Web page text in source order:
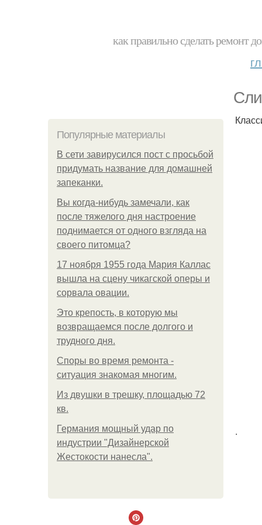
как правильно сделать ремонт
Популярные материалы
В сети завирусился пост с просьбой
придумать название для домашней
запеканки.
Вы когда-нибудь замечали, как
после тяжелого дня настроение
поднимается от одного взгляда на
своего питомца?
17 ноября 1955 года Мария Каллас
вышла на сцену чикагской оперы и
сорвала овации.
Это крепость, в которую мы
возвращаемся после долгого и
трудного дня.
Споры во время ремонта -
ситуация знакомая многим.
Из двушки в трешку, площадью 72
кв.
Германия мощный удар по
индустрии "Дизайнерской
Жестокости нанесла".
.